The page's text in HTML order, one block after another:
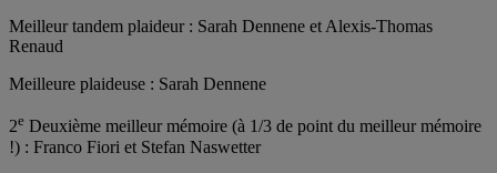
Meilleur tandem plaideur : Sarah Dennene et Alexis-Thomas
Renaud
Meilleure plaideuse : Sarah Dennene
2e Deuxième meilleur mémoire (à 1/3 de point du meilleur mémoire
!) : Franco Fiori et Stefan Naswetter